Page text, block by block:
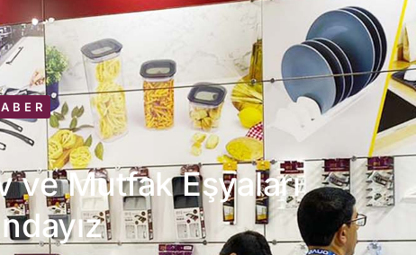
ve Mutfak Eşyaları